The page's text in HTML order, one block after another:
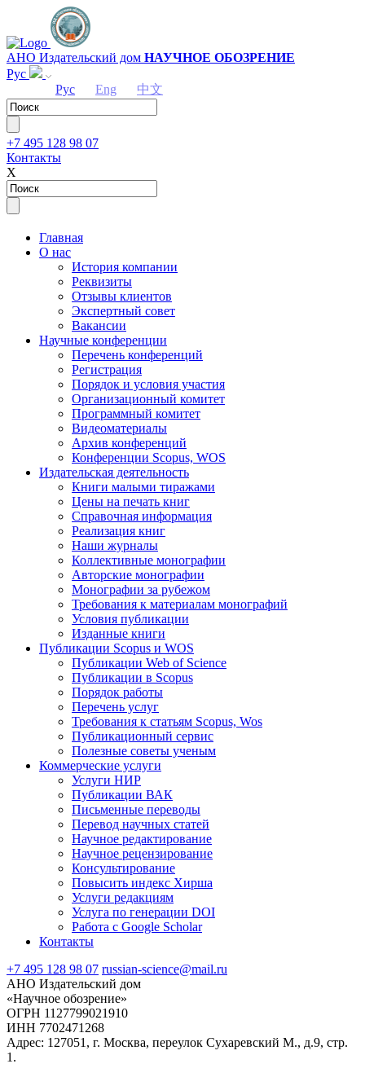
АНО Издательский дом НАУЧНОЕ ОБОЗРЕНИЕ
Рус
Рус
Eng 中文
+7 495 128 98 07
Контакты
Х
Главная
О нас
История компании
Реквизиты
Отзывы клиентов
Экспертный совет
Вакансии
Научные конференции
Перечень конференций
Регистрация
Порядок и условия участия
Организационный комитет
Программный комитет
Видеоматериалы
Архив конференций
Конференции Scopus, WOS
Издательская деятельность
Книги малыми тиражами
Цены на печать книг
Справочная информация
Реализация книг
Наши журналы
Коллективные монографии
Авторские монографии
Монографии за рубежом
Требования к материалам монографий
Условия публикации
Изданные книги
Публикации Scopus и WOS
Публикации Web of Science
Публикации в Scopus
Порядок работы
Перечень услуг
Требования к статьям Scopus, Wos
Публикационный сервис
Полезные советы ученым
Коммерческие услуги
Услуги НИР
Публикации ВАК
Письменные переводы
Перевод научных статей
Научное редактирование
Научное рецензирование
Консультирование
Повысить индекс Хирша
Услуги редакциям
Услуга по генерации DOI
Работа с Google Scholar
Контакты
+7 495 128 98 07 russian-science@mail.ru
АНО Издательский дом
«Научное обозрение»
ОГРН 1127799021910
ИНН 7702471268
Адрес: 127051, г. Москва, переулок Сухаревский М., д.9, стр.
1.